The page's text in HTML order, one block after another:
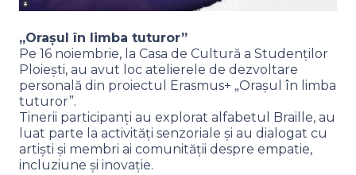
„Orașul în limba tuturor”
Pe 16 noiembrie, la Casa de Cultură a Studenților
Ploiești, au avut loc atelierele de dezvoltare
personală din proiectul Erasmus+ „Orașul în limba
tuturor”.
Tinerii participanți au explorat alfabetul Braille, au
luat parte la activități senzoriale și au dialogat cu
artiști și membri ai comunității despre empatie,
incluziune și inovație.